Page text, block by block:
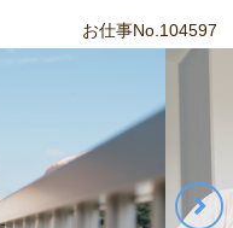
お仕事No.104597